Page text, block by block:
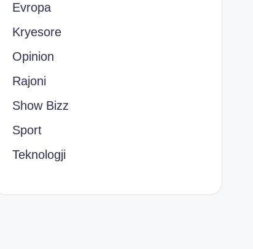
Evropa
Kryesore
Opinion
Rajoni
Show Bizz
Sport
Teknologji